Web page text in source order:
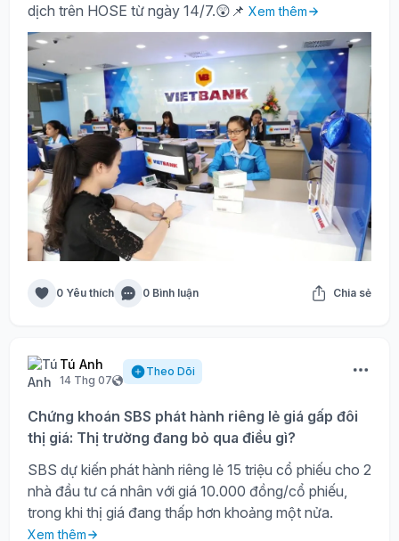
dịch trên HOSE từ ngày 14/7.😲📌 Xem thêm
0 Yêu thích 0 Bình luận Chia sẻ
Tú Anh
14 Thg 07
Theo Dõi
Chứng khoán SBS phát hành riêng lẻ giá gấp đôi
thị giá: Thị trường đang bỏ qua điều gì?
SBS dự kiến phát hành riêng lẻ 15 triệu cổ phiếu cho 2
nhà đầu tư cá nhân với giá 10.000 đồng/cổ phiếu,
trong khi thị giá đang thấp hơn khoảng một nửa.
Xem thêm